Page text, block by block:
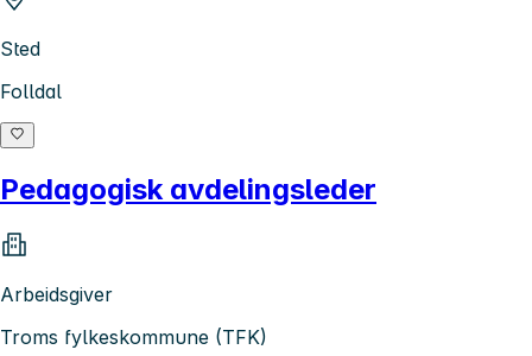
Sted
Folldal
Pedagogisk avdelingsleder
Arbeidsgiver
Troms fylkeskommune (TFK)